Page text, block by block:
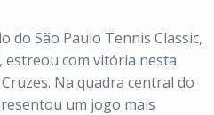
São Paulo Tennis Classic,
estreou com vitória nesta
Na quadra central do
um jogo mais